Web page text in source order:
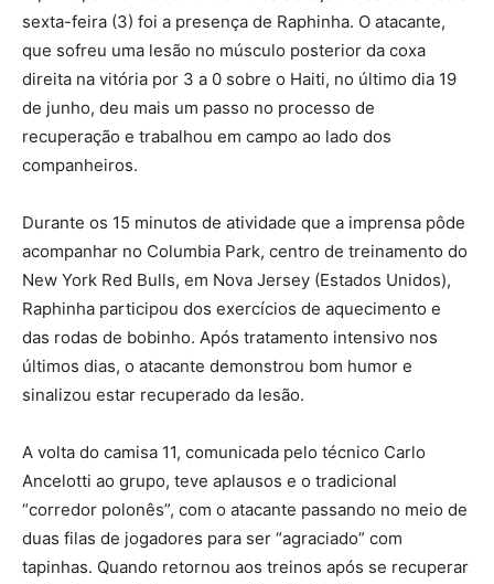
sexta-feira (3) foi a presença de Raphinha. O atacante,
que sofreu uma lesão no músculo posterior da coxa
direita na vitória por 3 a 0 sobre o Haiti, no último dia 19
de junho, deu mais um passo no processo de
recuperação e trabalhou em campo ao lado dos
companheiros.
Durante os 15 minutos de atividade que a imprensa pôde
acompanhar no Columbia Park, centro de treinamento do
New York Red Bulls, em Nova Jersey (Estados Unidos),
Raphinha participou dos exercícios de aquecimento e
das rodas de bobinho. Após tratamento intensivo nos
últimos dias, o atacante demonstrou bom humor e
sinalizou estar recuperado da lesão.
A volta do camisa 11, comunicada pelo técnico Carlo
Ancelotti ao grupo, teve aplausos e o tradicional
“corredor polonês”, com o atacante passando no meio de
duas filas de jogadores para ser “agraciado” com
tapinhas. Quando retornou aos treinos após se recuperar